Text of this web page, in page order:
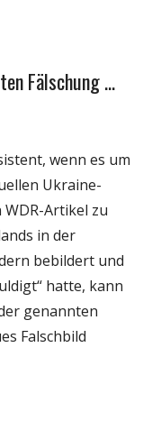
Fälschung …
wenn es um
Ukraine-
Artikel zu
in der
bebildert und
hatte, kann
genannten
Falschbild